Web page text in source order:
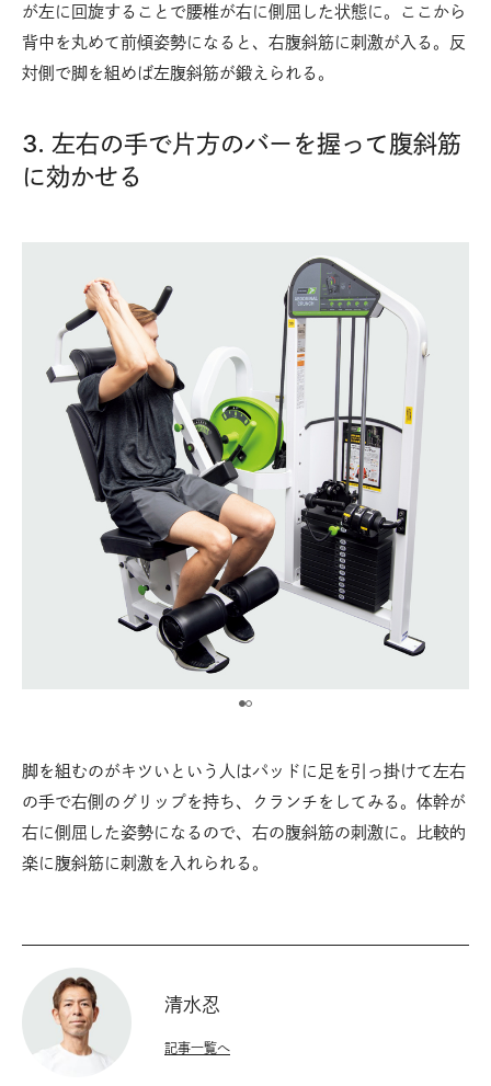
が左に回旋することで腰椎が右に側屈した状態に。ここから
背中を丸めて前傾姿勢になると、右腹斜筋に刺激が入る。反
対側で脚を組めば左腹斜筋が鍛えられる。
3. 左右の手で片方のバーを握って腹斜筋
に効かせる
脚を組むのがキツいという人はパッドに足を引っ掛けて左右
の手で右側のグリップを持ち、クランチをしてみる。体幹が
右に側屈した姿勢になるので、右の腹斜筋の刺激に。比較的
楽に腹斜筋に刺激を入れられる。
清水忍
記事一覧へ